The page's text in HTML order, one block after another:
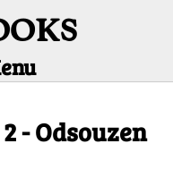
- Odsouzen